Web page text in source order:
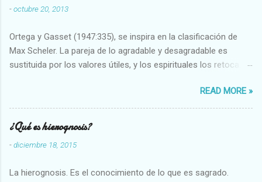
-octubre 20, 2013
Ortega y Gasset (1947:335), se inspira en la clasificación de
Max Scheler. La pareja de lo agradable y desagradable es
sustituida por los valores útiles, y los espirituales los retoca.
Abundante-Escaso,etc 2 VITALES Sano-Enfermo Selecto-
Vulgar Enérgico-Inerte Fuerte-Débil,etc. 3 ESPIRITUALES a)
Intelectuales Conocimiento-Error Exacto-Aproximado
Evidente-Probable,etc b) Morales Bueno-malo Bondadoso-
malvado Justo-Injusto Escrupuloso-Relajado Leal-Desleal,etc.
Armonioso-Inarmonioso 4 RELIGIOSOS Santo-Pr...
READ MORE »
¿Qué es hierognosis?
-diciembre 18, 2015
La hierognosis. Es el conocimiento de lo que es sagrado.